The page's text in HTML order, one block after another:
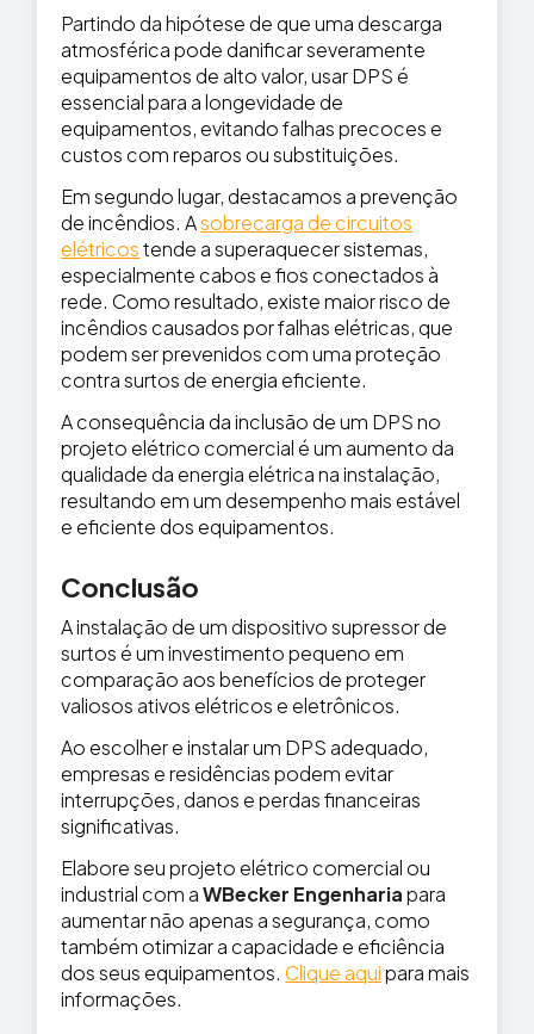
Partindo da hipótese de que uma descarga
atmosférica pode danificar severamente
equipamentos de alto valor, usar DPS é
essencial para a longevidade de
equipamentos, evitando falhas precoces e
custos com reparos ou substituições.
Em segundo lugar, destacamos a prevenção
de incêndios. Asobrecarga de circuitos
elétricostende a superaquecer sistemas,
especialmente cabos e fios conectados à
rede. Como resultado, existe maior risco de
incêndios causados por falhas elétricas, que
podem ser prevenidos com uma proteção
contra surtos de energia eficiente.
A consequência da inclusão de um DPS no
projeto elétrico comercial é um aumento da
qualidade da energia elétrica na instalação,
resultando em um desempenho mais estável
e eficiente dos equipamentos.
Conclusão
A instalação de um dispositivo supressor de
surtos é um investimento pequeno em
comparação aos benefícios de proteger
valiosos ativos elétricos e eletrônicos.
Ao escolher e instalar um DPS adequado,
empresas e residências podem evitar
interrupções, danos e perdas financeiras
significativas.
Elabore seu projeto elétrico comercial ou
industrial com aWBecker Engenhariapara
aumentar não apenas a segurança, como
também otimizar a capacidade e eficiência
dos seus equipamentos. Clique aquipara mais
informações.